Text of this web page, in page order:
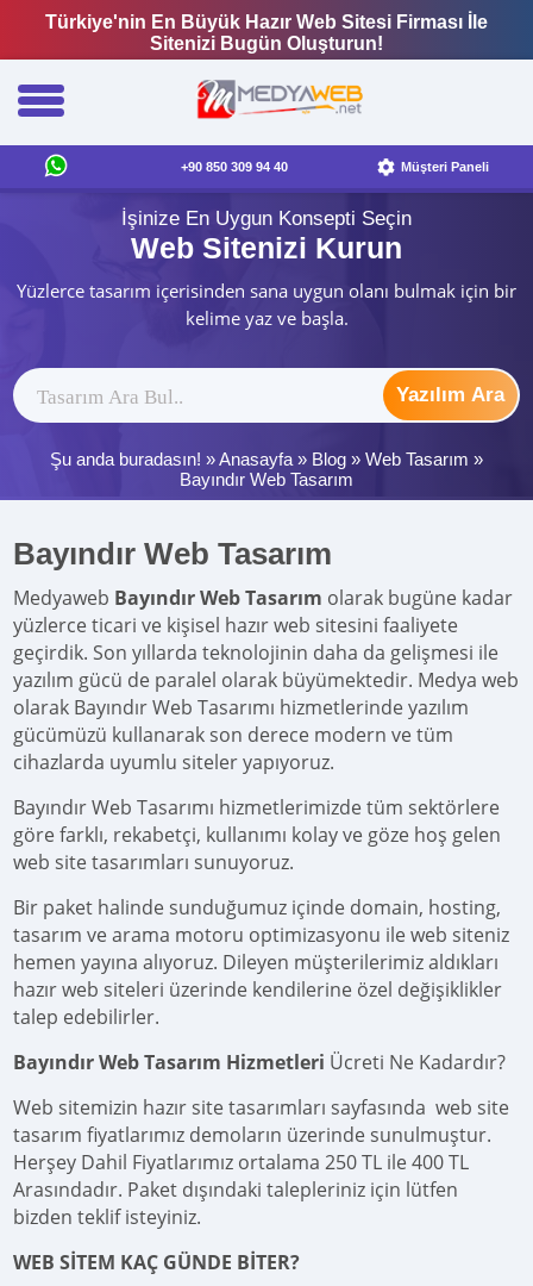
Türkiye'nin En Büyük Hazır Web Sitesi Firması İle
Sitenizi Bugün Oluşturun!
+90 850 309 94 40 Müşteri Paneli
İşinize En Uygun Konsepti Seçin
Web Sitenizi Kurun
Yüzlerce tasarım içerisinden sana uygun olanı bulmak için bir
kelime yaz ve başla.
Yazılım Ara
Şu anda buradasın! »Anasayfa » Blog » Web Tasarım »
Bayındır Web Tasarım
Bayındır Web Tasarım
Medyaweb Bayındır Web Tasarım olarak bugüne kadar
yüzlerce ticari ve kişisel hazır web sitesini faaliyete
geçirdik. Son yıllarda teknolojinin daha da gelişmesi ile
yazılım gücü de paralel olarak büyümektedir. Medya web
olarak Bayındır Web Tasarımı hizmetlerinde yazılım
gücümüzü kullanarak son derece modern ve tüm
cihazlarda uyumlu siteler yapıyoruz.
Bayındır Web Tasarımı hizmetlerimizde tüm sektörlere
göre farklı, rekabetçi, kullanımı kolay ve göze hoş gelen
web site tasarımları sunuyoruz.
Bir paket halinde sunduğumuz içinde domain, hosting,
tasarım ve arama motoru optimizasyonu ile web siteniz
hemen yayına alıyoruz. Dileyen müşterilerimiz aldıkları
hazır web siteleri üzerinde kendilerine özel değişiklikler
talep edebilirler.
Bayındır Web Tasarım Hizmetleri Ücreti Ne Kadardır?
Web sitemizin hazır site tasarımları sayfasında web site
tasarım fiyatlarımız demoların üzerinde sunulmuştur.
Herşey Dahil Fiyatlarımız ortalama 250 TL ile 400 TL
Arasındadır. Paket dışındaki talepleriniz için lütfen
bizden teklif isteyiniz.
WEB SİTEM KAÇ GÜNDE BİTER?